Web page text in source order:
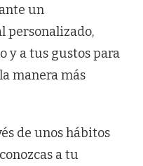
un
personalizado,
y a tus gustos para
manera más
de unos hábitos
a tu